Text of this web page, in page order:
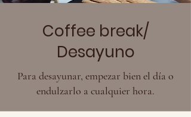
Coffee break/
Desayuno
Para desayunar, empezar bien el día o
endulzarlo a cualquier hora.